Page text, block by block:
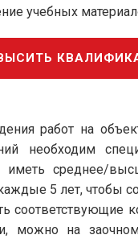
учебных
работ на
необходим
иметь среднее/
5 лет, чтобы
соответствующие
можно на